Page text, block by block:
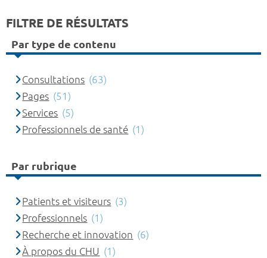
FILTRE DE RÉSULTATS
Par type de contenu
Consultations (63)
Pages (51)
Services (5)
Professionnels de santé (1)
Par rubrique
Patients et visiteurs (3)
Professionnels (1)
Recherche et innovation (6)
À propos du CHU (1)